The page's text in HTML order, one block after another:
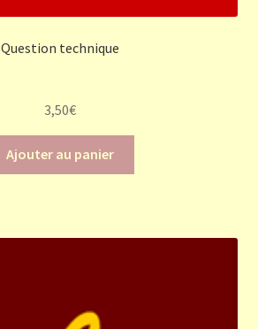
Question technique
3,50€
Ajouter au panier